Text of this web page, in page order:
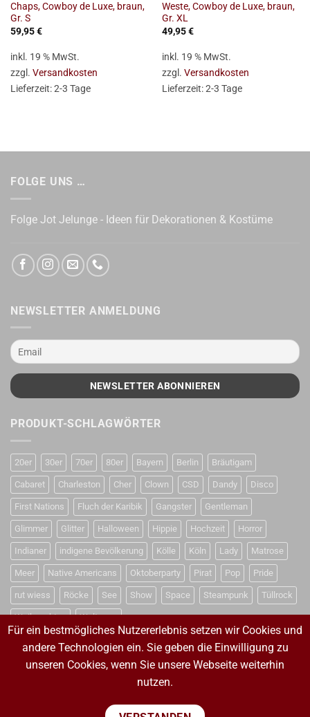
Chaps, Cowboy de Luxe, braun,
Gr. S
59,95€
inkl. 19 % MwSt.
zzgl. Versandkosten
Lieferzeit:2-3 Tage
Weste, Cowboy de Luxe, braun,
Gr. XL
49,95€
inkl. 19 % MwSt.
zzgl. Versandkosten
Lieferzeit:2-3 Tage
FOLGE UNS …
Folge Jot Jelunge - Ideen für Dekorationen & Kostüme
NEWSLETTER ANMELDUNG
PRODUKT-SCHLAGWÖRTER
20er 30er 70er 80er Bayern Berlin Bräutigam
Cabaret Charleston Cher Clown CSD Dandy Disco
First Nations Fluch der Karibik Gangster Gentleman
Glimmer Glitter Halloween Hippie Hochzeit Horror
Indianer indigene Bevölkerung Kölle Köln Lady Matrose
Meer Native Americans Oktoberparty Pirat Pop Pride
rut wiess Röcke See Show Space Steampunk Tüllrock
Weihnachten Weltraum
VERTRAG WIDERRUFEN
VERTRAG WIDERRUFEN
Für ein bestmögliches Nutzererlebnis setzen wir Cookies und
andere Technologien ein. Sie geben die Einwilligung zu
unseren Cookies, wenn Sie unsere Webseite weiterhin
nutzen.